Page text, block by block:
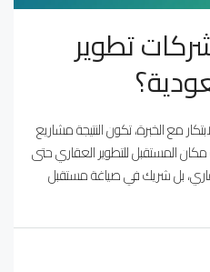
تطوير
مع الخبرة، تكون النتيجة مشاريع
المستقبل للتطوير العقاري حتى
بل شريك في صياغة مستقبل